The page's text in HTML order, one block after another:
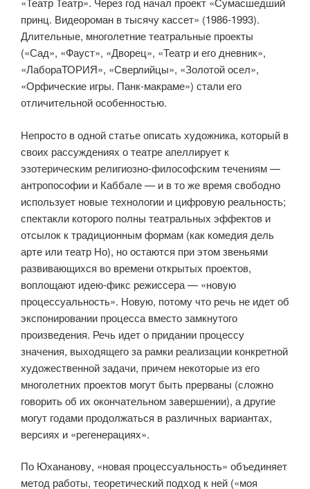
принц. Видеороман в тысячу кассет» (1986-1993).
Длительные, многолетние театральные проекты
(«Сад», «Фауст», «Дворец», «Театр и его дневник»,
«ЛабораТОРИЯ», «Сверлийцы», «Золотой осел»,
«Орфические игры. Панк-макраме») стали его
отличительной особенностью.
Непросто в одной статье описать художника, который в
своих рассуждениях о театре апеллирует к
эзотерическим религиозно-философским течениям —
антропософии и Каббале — и в то же время свободно
использует новые технологии и цифровую реальность;
спектакли которого полны театральных эффектов и
отсылок к традиционным формам (как комедия дель
арте или театр Но), но остаются при этом звеньями
развивающихся во времени открытых проектов,
воплощают идею-фикс режиссера — «новую
процессуальность». Новую, потому что речь не идет об
экспонировании процесса вместо замкнутого
произведения. Речь идет о придании процессу
значения, выходящего за рамки реализации конкретной
художественной задачи, причем некоторые из его
многолетних проектов могут быть прерваны (сложно
говорить об их окончательном завершении), а другие
могут годами продолжаться в различных вариантах,
версиях и «регенерациях».
По Юхананову, «новая процессуальность» объединяет
метод работы, теоретический подход к ней («моя